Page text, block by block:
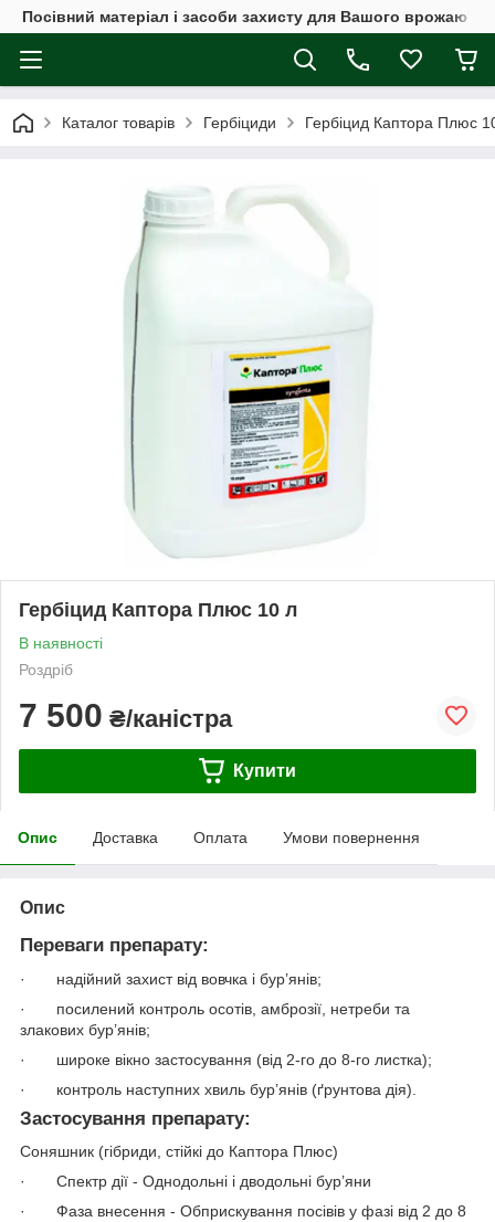
Посівний матеріал і засоби захисту для Вашого врожаю
Каталог товарів Гербіциди Гербіцид Каптора Плюс
Гербіцид Каптора Плюс 10 л
В наявності
Роздріб
7 500 ₴/каністра
Купити
Опис Доставка Оплата Умови повернення
Опис
Переваги препарату:
· надійний захист від вовчка і бур’янів;
· посилений контроль осотів, амброзії, нетреби та
злакових бур’янів;
· широке вікно застосування (від 2-го до 8-го листка);
· контроль наступних хвиль бур’янів (ґрунтова дія).
Застосування препарату:
Соняшник (гібриди, стійкі до Каптора Плюс)
· Спектр дії - Однодольні і дводольні бур’яни
· Фаза внесення - Обприскування посівів у фазі від 2 до 8